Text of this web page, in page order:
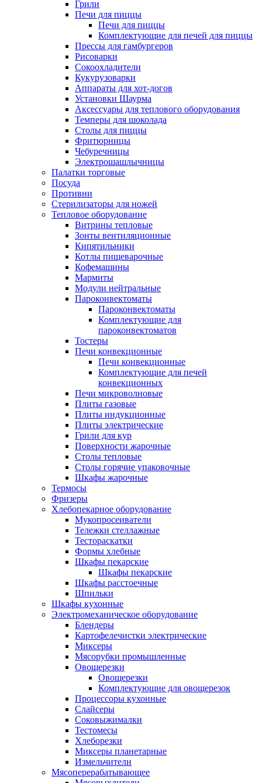
Грили
Печи для пиццы
Печи для пиццы
Комплектующие для печей для пиццы
Прессы для гамбургеров
Рисоварки
Сокоохладители
Кукурузоварки
Аппараты для хот-догов
Установки Шаурма
Аксессуары для теплового оборудования
Темперы для шоколада
Столы для пиццы
Фритюрницы
Чебуречницы
Электрошашлычницы
Палатки торговые
Посуда
Противни
Стерилизаторы для ножей
Тепловое оборудование
Витрины тепловые
Зонты вентиляционные
Кипятильники
Котлы пищеварочные
Кофемашины
Мармиты
Модули нейтральные
Пароконвектоматы
Пароконвектоматы
Комплектующие для
пароконвектоматов
Тостеры
Печи конвекционные
Печи конвекционные
Комплектующие для печей
конвекционных
Печи микроволновые
Плиты газовые
Плиты индукционные
Плиты электрические
Грили для кур
Поверхности жарочные
Столы тепловые
Столы горячие упаковочные
Шкафы жарочные
Термосы
Фризеры
Хлебопекарное оборудование
Мукопросеиватели
Тележки стеллажные
Тестораскатки
Формы хлебные
Шкафы пекарские
Шкафы пекарские
Шкафы расстоечные
Шпильки
Шкафы кухонные
Электромеханическое оборудование
Блендеры
Картофелечистки электрические
Миксеры
Мясорубки промышленные
Овощерезки
Овощерезки
Комплектующие для овощерезок
Процессоры кухонные
Слайсеры
Соковыжималки
Тестомесы
Хлеборезки
Миксеры планетарные
Измельчители
Мясоперерабатывающее